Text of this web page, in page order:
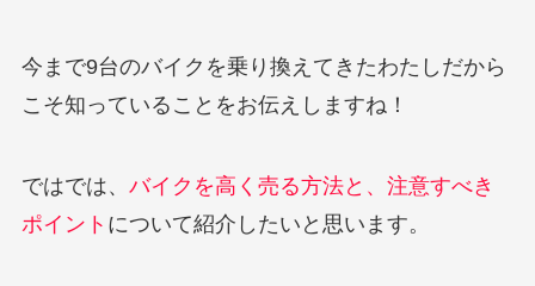
今まで9台のバイクを乗り換えてきたわたしだから
こそ知っていることをお伝えしますね！
ではでは、 バイクを高く売る方法と、注意すべき
ポイント について紹介したいと思います。